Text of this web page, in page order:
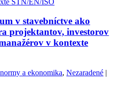
v stavebníctve ako
projektantov, investorov
v kontexte
a ekonomika,Nezaradené |